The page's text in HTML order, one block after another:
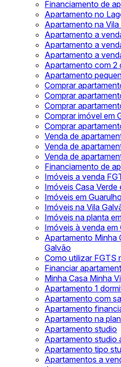
Financiamento de
Apartamento no
Apartamento na Vila
Apartamento a
Apartamento a
Apartamento a
Apartamento com 2
Apartamento
Comprar
Comprar
Comprar
Comprar imóvel em
Comprar
Venda de
Venda de
Venda de
Financiamento de
Imóveis a venda
Imóveis Casa Verde
Imóveis em
Imóveis na Vila
Imóveis na planta
Imóveis à venda em
Apartamento Minha
Galvão
Como utilizar FGTS
Financiar
Minha Casa Minha
Apartamento 1
Apartamento com
Apartamento
Apartamento na
Apartamento studio
Apartamento studio
Apartamento tipo
Apartamentos a